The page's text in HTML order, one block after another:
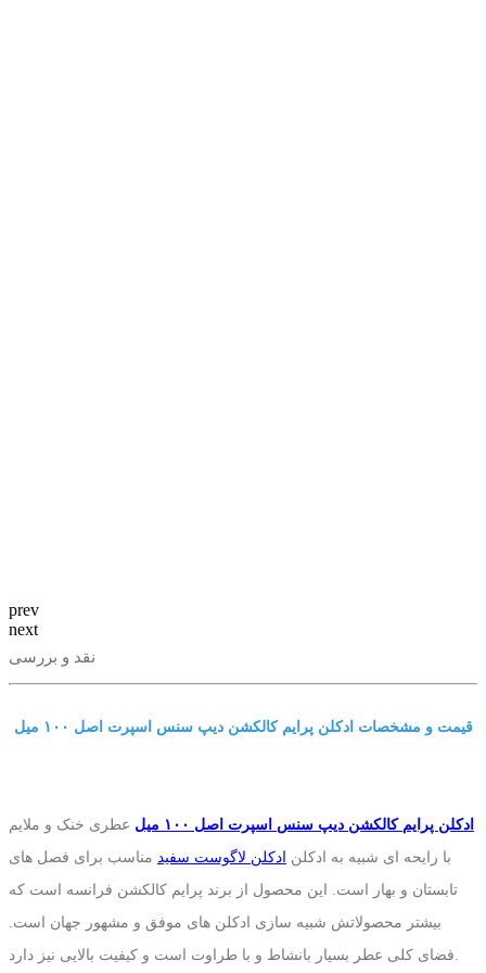
prev
next
نقد و بررسی
قیمت و مشخصات ادکلن پرایم کالکشن دیپ سنس اسپرت اصل ١٠٠ میل
ادکلن پرایم کالکشن دیپ سنس اسپرت اصل ١٠٠ میل
عطری خنک و ملایم
با رایحه ای شبیه به ادکلن ادکلن لاگوست سفید مناسب برای فصل های
تابستان و بهار است. این محصول از برند پرایم کالکشن فرانسه است که
بیشتر محصولاتش شبیه سازی ادکلن های موفق و مشهور جهان است.